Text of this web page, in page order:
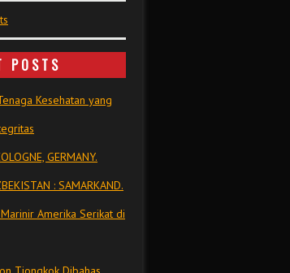
POSTS
Kesehatan yang
GERMANY.
: SAMARKAND.
Amerika Serikat di